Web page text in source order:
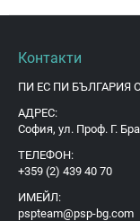
Контакти
ПИ ЕС ПИ БЪЛГАРИЯ
АДРЕС:
София, ул. Проф. Г.
ТЕЛЕФОН:
+359 (2) 439 40 70
ИМЕЙЛ:
pspteam@psp-bg.com